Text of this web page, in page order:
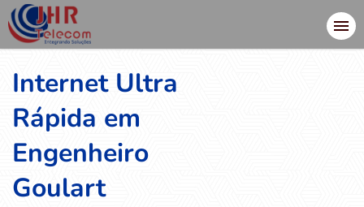
Internet Ultra
Rápida em
Engenheiro
Goulart